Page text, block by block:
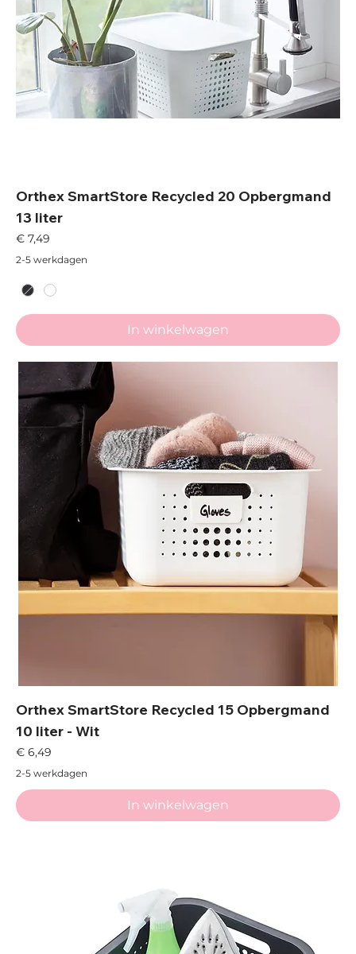
Orthex SmartStore Recycled 20 Opbergmand
13 liter
Prijs
€ 7,49
2-5 werkdagen
In winkelwagen
Orthex SmartStore Recycled 15 Opbergmand
10 liter - Wit
Prijs
€ 6,49
2-5 werkdagen
In winkelwagen